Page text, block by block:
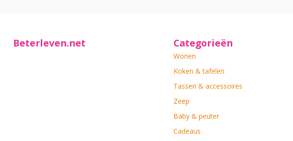
Beterleven.net Categorieën
Wonen
Koken & tafelen
Tassen & accessoires
Zeep
Baby & peuter
Cadeaus